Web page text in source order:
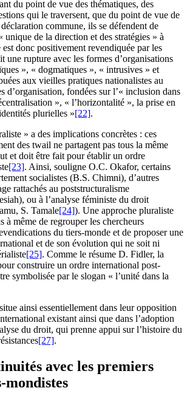
du point de vue des thématiques, des
qui le traversent, que du point de vue de
commune, ils se défendent de
unique de la direction et des stratégies » à
donc positivement revendiquée par les
une rupture avec les formes d’organisations
», « dogmatiques », « intrusives » et
aux vieilles pratiques nationalistes au
d’organisation, fondées sur l’« inclusion dans
», « l’horizontalité », la prise en
plurielles »[22].
» a des implications concrètes : ces
des twail ne partagent pas tous la même
et doit être fait pour établir un ordre
[23]. Ainsi, souligne O.C. Okafor, certains
socialistes (B.S. Chimni), d’autres
rattachés au poststructuralisme
ou à l’analyse féministe du droit
S. Tamale[24]). Une approche pluraliste
à même de regrouper les chercheurs
du tiers-monde et de proposer une
et de son évolution qui ne soit ni
[25]. Comme le résume D. Fidler, la
construire un ordre international post-
symbolisée par le slogan « l’unité dans la
ainsi essentiellement dans leur opposition
existant ainsi que dans l’adoption
du droit, qui prenne appui sur l’histoire du
[27].
avec les premiers
mondistes